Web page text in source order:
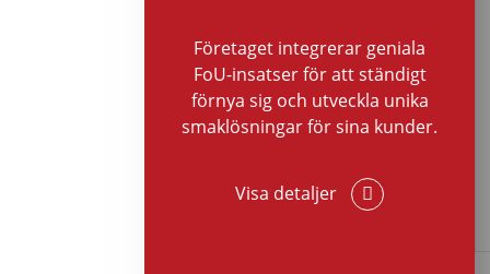
Företaget integrerar geniala
FoU-insatser för att ständigt
förnya sig och utveckla unika
smaklösningar för sina kunder.
Visa detaljer